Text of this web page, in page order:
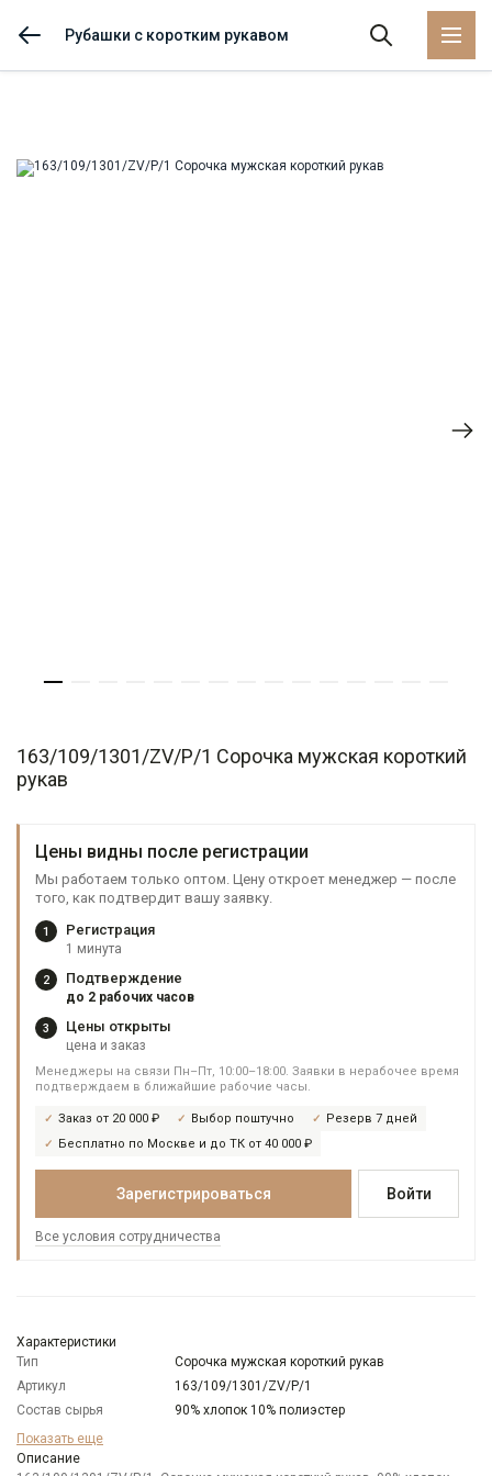
Рубашки с коротким рукавом
163/109/1301/ZV/P/1 Сорочка мужская короткий
рукав
Цены видны после регистрации
Мы работаем только оптом. Цену откроет менеджер — после
того, как подтвердит вашу заявку.
1 Регистрация
1 минута
2 Подтверждение
до 2 рабочих часов
3 Цены открыты
цена и заказ
Менеджеры на связи Пн–Пт, 10:00–18:00. Заявки в нерабочее время
подтверждаем в ближайшие рабочие часы.
Заказ от 20 000 ₽ Выбор поштучно
Резерв 7 дней
Бесплатно по Москве и до ТК от 40 000 ₽
Зарегистрироваться Войти
Все условия сотрудничества
Характеристики
Тип
Сорочка мужская короткий рукав
Артикул
163/109/1301/ZV/P/1
Состав сырья
90% хлопок 10% полиэстер
Бренд
Модель
Показать еще
Описание